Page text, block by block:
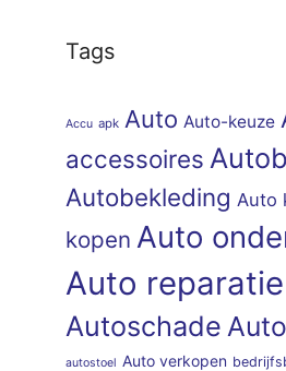
Tags
Accu apk Auto Auto-keuze
accessoires
Autobekleding Auto
kopen Auto
Auto reparatie
Autoschade
autostoel Auto verkopen